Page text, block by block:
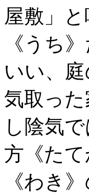
屋敷」
《うち
いい、
気取っ
し陰気
方《た
《わき